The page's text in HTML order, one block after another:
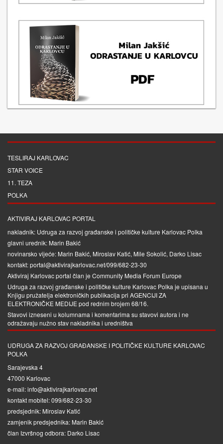
TESLIRAJ KARLOVAC
STAR VOICE
11. TEZA
POLKA
AKTIVIRAJ KARLOVAC PORTAL
nakladnik: Udruga za razvoj građanske i političke kulture Karlovac Polka
glavni urednik: Marin Bakić
novinarsko vijeće: Marin Bakić, Miroslav Katić, Mile Sokolić, Darko Lisac
kontakt: portal@aktivirajkarlovac.net/099/682-23-30
Aktiviraj Karlovac portal član je Community Media Forum Europe
Udruga za razvoj građanske i političke kulture Karlovac Polka je upisana u
Knjigu pružatelja elektroničkih publikacija pri AGENCIJI ZA
ELEKTRONIČKE MEDIJEpod rednim brojem 68/16.
Stavovi izneseni u kolumnama i komentarima su stavovi autora i ne
odražavaju nužno stav nakladnika i uredništva
UDRUGA ZA RAZVOJ GRAĐANSKE I POLITIČKE KULTURE KARLOVAC
POLKA
Sarajevska 4
47000 Karlovac
e-mail: info@aktivirajkarlovac.net
kontakt mobitel: 099/682-23-30
predsjednik: Miroslav Katić
zamjenik predsjednika: Marin Bakić
član Izvršnog odbora: Darko Lisac